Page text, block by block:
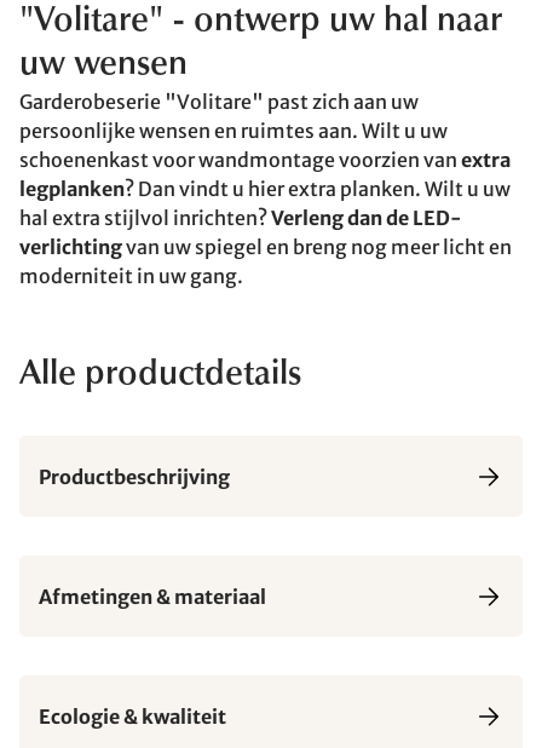
"Volitare" - ontwerp uw hal naar
uw wensen
Garderobeserie "Volitare" past zich aan uw
persoonlijke wensen en ruimtes aan. Wilt u uw
schoenenkast voor wandmontage voorzien van extra
legplanken? Dan vindt u hier extra planken. Wilt u uw
hal extra stijlvol inrichten?Verleng dan de LED-
verlichtingvan uw spiegel en breng nog meer licht en
moderniteit in uw gang.
Alle productdetails
Productbeschrijving
Afmetingen & materiaal
Ecologie & kwaliteit